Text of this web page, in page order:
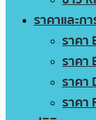
ราคาและก
ราคา
ราคา
ราคา
ราคา